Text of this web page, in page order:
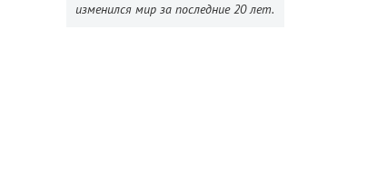
изменился мир за последние 20 лет.